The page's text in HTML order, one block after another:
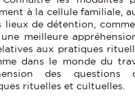
à la cellule familiale, au
lieux de détention,
meilleure
aux pratiques
dans le monde du
des questions
rituelles et cultuelles.